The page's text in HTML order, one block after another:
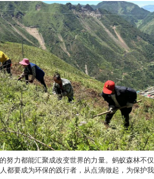
努力都能汇聚成改变世界的力量。蚂蚁森林不
都要成为环保的践行者，从点滴做起，为保护